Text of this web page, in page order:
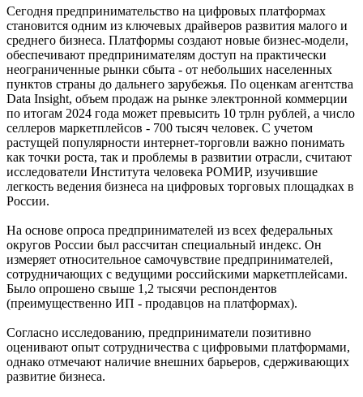
Сегодня предпринимательство на цифровых платформах
становится одним из ключевых драйверов развития малого и
среднего бизнеса. Платформы создают новые бизнес-модели,
обеспечивают предпринимателям доступ на практически
неограниченные рынки сбыта - от небольших населенных
пунктов страны до дальнего зарубежья. По оценкам агентства
Data Insight, объем продаж на рынке электронной коммерции
по итогам 2024 года может превысить 10 трлн рублей, а число
селлеров маркетплейсов - 700 тысяч человек. С учетом
растущей популярности интернет-торговли важно понимать
как точки роста, так и проблемы в развитии отрасли, считают
исследователи Института человека РОМИР, изучившие
легкость ведения бизнеса на цифровых торговых площадках в
России.
На основе опроса предпринимателей из всех федеральных
округов России был рассчитан специальный индекс. Он
измеряет относительное самочувствие предпринимателей,
сотрудничающих с ведущими российскими маркетплейсами.
Было опрошено свыше 1,2 тысячи респондентов
(преимущественно ИП - продавцов на платформах).
Согласно исследованию, предприниматели позитивно
оценивают опыт сотрудничества с цифровыми платформами,
однако отмечают наличие внешних барьеров, сдерживающих
развитие бизнеса.